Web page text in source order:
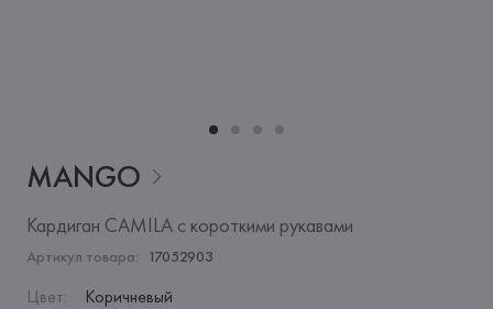
MANGO
Кардиган CAMILA с короткими рукавами
Артикул товара: 17052903
Цвет: Коричневый